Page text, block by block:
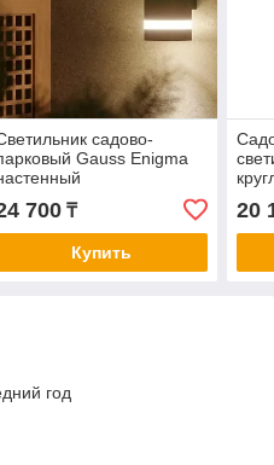
садово-
Gauss Enigma
архитектурный, 2xGU10,
170-240V
50Hz, 2xMa
700₸
Купить
20
год